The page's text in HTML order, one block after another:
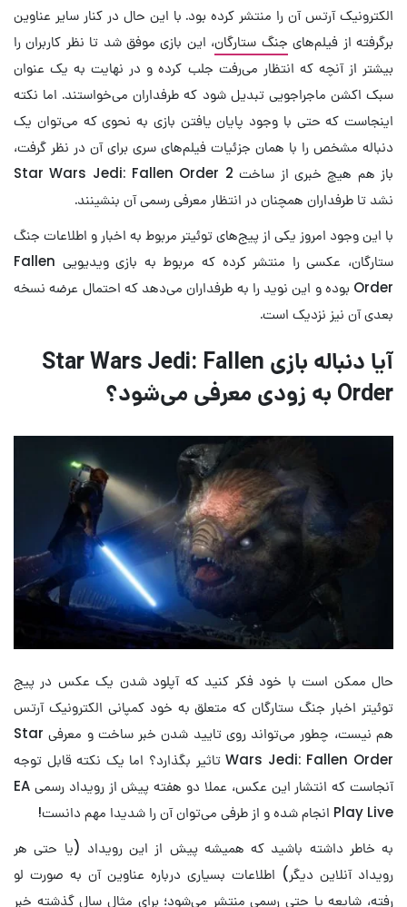
الکترونیک آرتس آن را منتشر کرده بود. با این حال در کنار سایر عناوین
برگرفته از فیلم‌های جنگ ستارگان، این بازی موفق شد تا نظر کاربران را
بیشتر از آنچه که انتظار می‌رفت جلب کرده و در نهایت به یک عنوان
سبک اکشن ماجراجویی تبدیل شود که طرفداران می‌خواستند. اما نکته
اینجاست که حتی با وجود پایان یافتن بازی به نحوی که می‌توان یک
دنباله مشخص را با همان جزئیات فیلم‌های سری برای آن در نظر گرفت،
باز هم هیچ خبری از ساخت Star Wars Jedi: Fallen Order 2
نشد تا طرفداران همچنان در انتظار معرفی رسمی آن بنشینند.
با این وجود امروز یکی از پیج‌های توئیتر مربوط به اخبار و اطلاعات جنگ
ستارگان، عکسی را منتشر کرده که مربوط به بازی ویدیویی Fallen
Order بوده و این نوید را به طرفداران می‌دهد که احتمال عرضه نسخه
بعدی آن نیز نزدیک است.
آیا دنباله بازی Star Wars Jedi: Fallen
Order به زودی معرفی می‌شود؟
حال ممکن است با خود فکر کنید که آپلود شدن یک عکس در پیج
توئیتر اخبار جنگ ستارگان که متعلق به خود کمپانی الکترونیک آرتس
هم نیست، چطور می‌تواند روی تایید شدن خبر ساخت و معرفی Star
Wars Jedi: Fallen Order تاثیر بگذارد؟ اما یک نکته قابل توجه
آنجاست که انتشار این عکس، عملا دو هفته پیش از رویداد رسمی EA
Play Live انجام شده و از طرفی می‌توان آن را شدیدا مهم دانست!
به خاطر داشته باشید که همیشه پیش از این رویداد (یا حتی هر
رویداد آنلاین دیگر) اطلاعات بسیاری درباره عناوین آن به صورت لو
رفته، شایعه یا حتی رسمی منتشر می‌شود؛ برای مثال سال گذشته خبر